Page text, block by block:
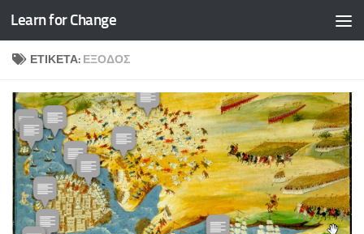
Skip to content
Learn for Change
ΕΤΙΚΈΤΑ: ΈΞΟΔΟΣ